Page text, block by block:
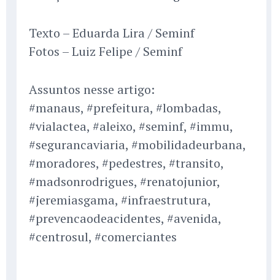
Texto – Eduarda Lira / Seminf
Fotos – Luiz Felipe / Seminf
Assuntos nesse artigo:
#manaus, #prefeitura, #lombadas,
#vialactea, #aleixo, #seminf, #immu,
#segurancaviaria, #mobilidadeurbana,
#moradores, #pedestres, #transito,
#madsonrodrigues, #renatojunior,
#jeremiasgama, #infraestrutura,
#prevencaodeacidentes, #avenida,
#centrosul, #comerciantes